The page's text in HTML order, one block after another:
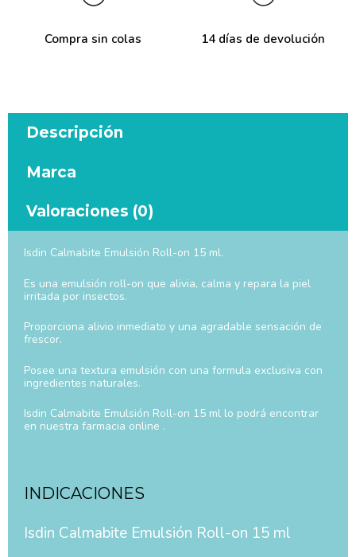
Compra sin colas 14 días de devolución
Descripción
Marca
Valoraciones (0)
Isdin Calmabite Emulsión Roll-on 15 ml.
Es una emulsión roll-on que alivia, calma y repara la piel
irritada por insectos.
Proporciona alivio inmediato y una agradable sensación de
frescor.
Posee una textura emulsión con una formula exclusiva con
ingredientes naturales.
Isdin Calmabite Emulsión Roll-on 15 ml lo podrá encontrar
en nuestra farmacia online .
INDICACIONES
Isdin Calmabite Emulsión Roll-on 15 ml